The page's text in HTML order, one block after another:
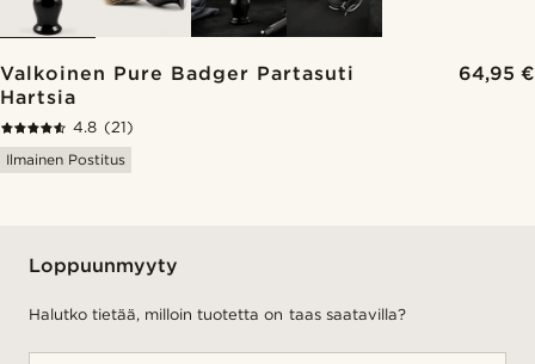
Valkoinen Pure Badger Partasuti
Hartsia
64,95 €
4.8 (21)
Ilmainen Postitus
Loppuunmyyty
Halutko tietää, milloin tuotetta on taas saatavilla?